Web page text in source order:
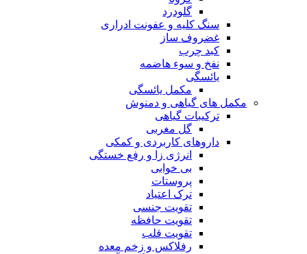
گلودرد
سنگ کلیه و عفونت ادراری
غضروف ساز
کبد چرب
نفخ و سوء هاضمه
یائسگی
مکمل یائسگی
مکمل های گیاهی و دمنوش
ترکیبات گیاهی
گل مغربی
داروهای کاربردی و کمکی
انرژی زا و رفع خستگی
بی خوابی
پروستات
ترک اعتیاد
تقویت جنسی
تقویت حافظه
تقویت قلب
رفلاکس و زخم معده